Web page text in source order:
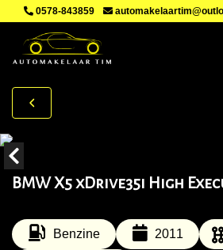
0578-843859
BMW X5 xDrive35i High
Benzine 2011